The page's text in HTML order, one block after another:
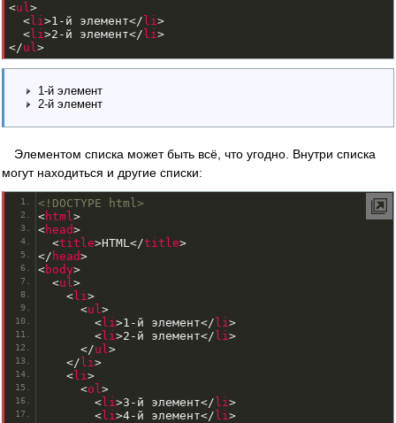
<ul>
< li>1-й элемент</ li>
< li>2-й элемент</ li>
</ul>
1-й элемент
2-й элемент
Элементом списка может быть всё, что угодно. Внутри списка
могут находиться и другие списки:
<!DOCTYPE html>
<html>
<head>
<title>HTML</title>
</ head>
<body>
<ul>
< li>
<ul>
< li>1-й элемент</ li>
< li>2-й элемент</ li>
</ul>
</ li>
< li>
<ol>
< li>3-й элемент</ li>
< li>4-й элемент</ li>